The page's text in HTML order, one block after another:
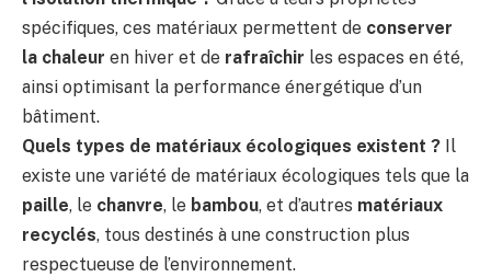
spécifiques, ces matériaux permettent de conserver
la chaleur en hiver et de rafraîchir les espaces en été,
ainsi optimisant la performance énergétique d’un
bâtiment.
Quels types de matériaux écologiques existent ? Il
existe une variété de matériaux écologiques tels que la
paille, le chanvre, le bambou, et d’autres matériaux
recyclés, tous destinés à une construction plus
respectueuse de l’environnement.